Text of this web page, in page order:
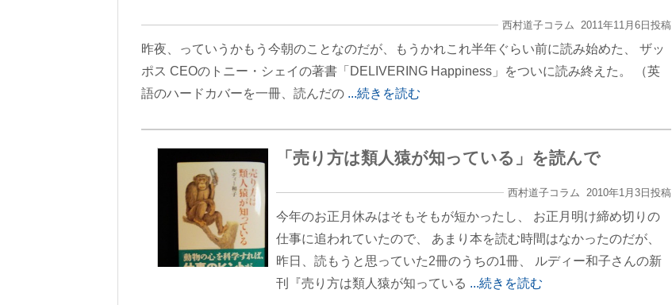
西村道子コラム 2011年11月6日投稿
昨夜、っていうかもう今朝のことなのだが、もうかれこれ半年ぐらい前に読み始めた、 ザッ
ポス CEOのトニー・シェイの著書「DELIVERING Happiness」をついに読み終えた。 （英
語のハードカバーを一冊、読んだの ...続きを読む
「売り方は類人猿が知っている」を読んで
西村道子コラム 2010年1月3日投稿
今年のお正月休みはそもそもが短かったし、 お正月明け締め切りの
仕事に追われていたので、 あまり本を読む時間はなかったのだが、
昨日、読もうと思っていた2冊のうちの1冊、 ルディー和子さんの新
刊『売り方は類人猿が知っている ...続きを読む